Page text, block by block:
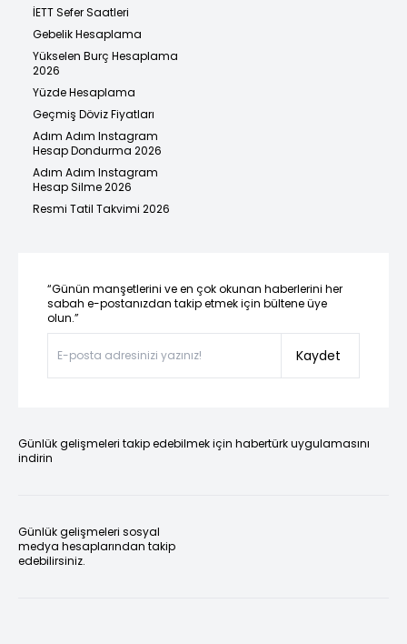
İETT Sefer Saatleri
Gebelik Hesaplama
Yükselen Burç Hesaplama
2026
Yüzde Hesaplama
Geçmiş Döviz Fiyatları
Adım Adım Instagram
Hesap Dondurma 2026
Adım Adım Instagram
Hesap Silme 2026
Resmi Tatil Takvimi 2026
“Günün manşetlerini ve en çok okunan haberlerini her
sabah e-postanızdan takip etmek için bültene üye
olun.”
Kaydet
Günlük gelişmeleri takip edebilmek için habertürk uygulamasını
indirin
Günlük gelişmeleri sosyal
medya hesaplarından takip
edebilirsiniz.